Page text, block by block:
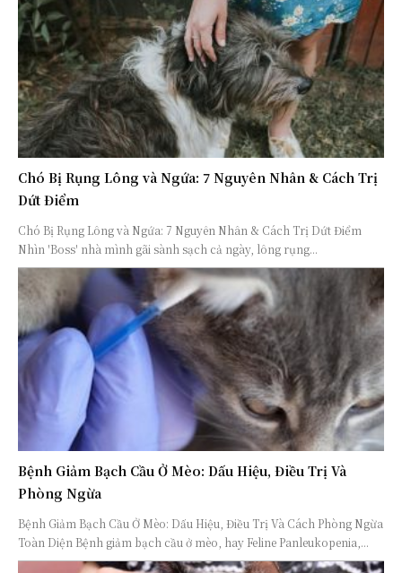
Chó Bị Rụng Lông và Ngứa: 7 Nguyên Nhân & Cách Trị
Dứt Điểm
Chó Bị Rụng Lông và Ngứa: 7 Nguyên Nhân & Cách Trị Dứt Điểm
Nhìn 'Boss' nhà mình gãi sành sạch cả ngày, lông rụng...
Bệnh Giảm Bạch Cầu Ở Mèo: Dấu Hiệu, Điều Trị Và
Phòng Ngừa
Bệnh Giảm Bạch Cầu Ở Mèo: Dấu Hiệu, Điều Trị Và Cách Phòng Ngừa
Toàn Diện Bệnh giảm bạch cầu ở mèo, hay Feline Panleukopenia,...